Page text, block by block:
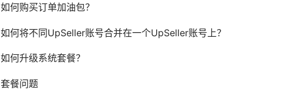
如何购买订单加油包？
如何将不同UpSeller账号合并在一个UpSeller账号上？
如何升级系统套餐？
套餐问题